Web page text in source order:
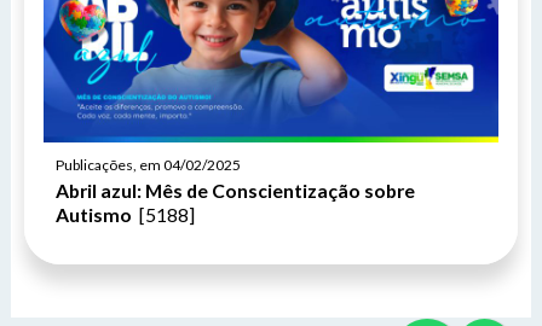
Publicações, em 04/02/2025
Abril azul: Mês de Conscientização sobre
Autismo [5188]